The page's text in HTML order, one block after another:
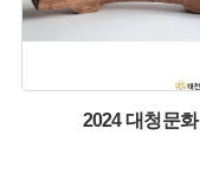
2024 대청문화